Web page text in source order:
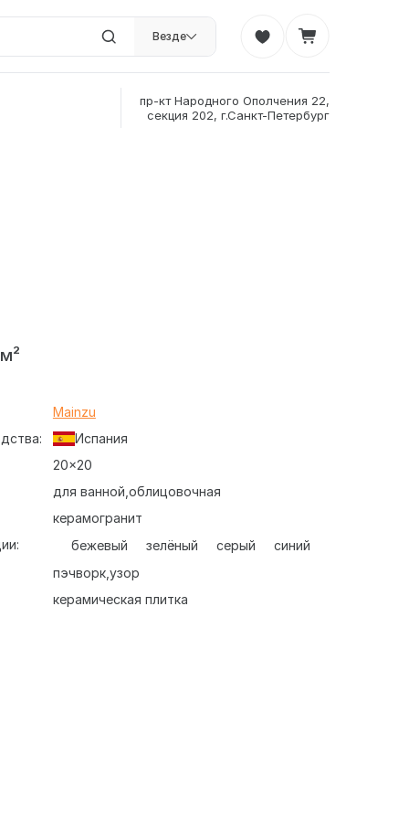
Везде
пр-кт Народного Ополчения 22,
секция 202, г.Санкт-Петербург
Mainzu
Испания
20x20
для ванной облицовочная
керамогранит
бежевый зелёный серый
синий
пэчворк узор
керамическая плитка